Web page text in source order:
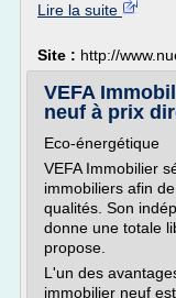
Lire la suite
Site : http://
VEFA
neuf à prix
Eco-énergétique
VEFA Immobilier
immobiliers afin
qualités. Son
donne une totale
propose.
L'un des
immobilier neuf